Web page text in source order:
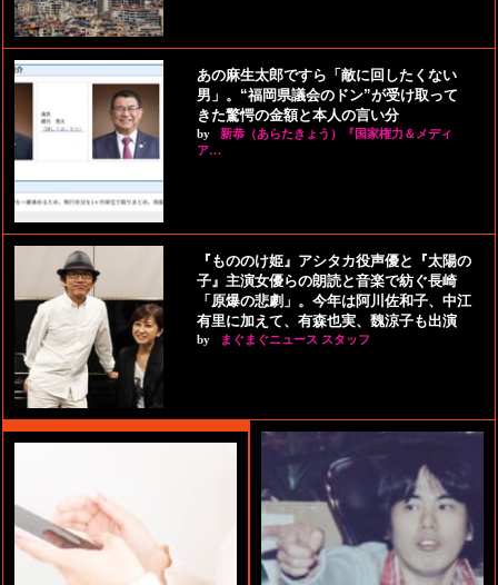
あの麻生太郎ですら「敵に回したくない
男」。“福岡県議会のドン”が受け取って
きた驚愕の金額と本人の言い分
by
新恭（あらたきょう）『国家権力＆メディ
ア…
『もののけ姫』アシタカ役声優と『太陽の
子』主演女優らの朗読と音楽で紡ぐ長崎
「原爆の悲劇」。今年は阿川佐和子、中江
有里に加えて、有森也実、魏涼子も出演
by まぐまぐニュース スタッフ